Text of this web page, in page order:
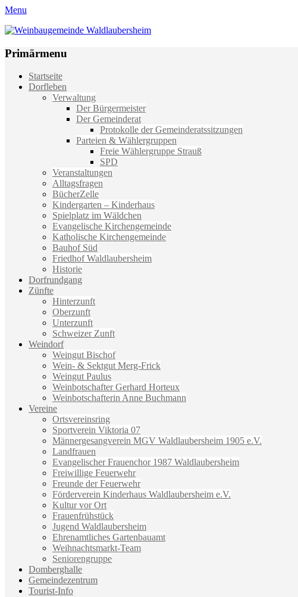
Menu
Weinbaugemeinde Waldlaubersheim
Primärmenu
Weiter
zum
Startseite
Dorfleben
Verwaltung
Der Bürgermeister
Der Gemeinderat
Protokolle der Gemeinderatssitzungen
Parteien & Wählergruppen
Freie Wählergruppe Strauß
SPD
Veranstaltungen
Alltagsfragen
BücherZelle
Kindergarten – Kinderhaus
Spielplatz im Wäldchen
Evangelische Kirchengemeinde
Katholische Kirchengemeinde
Bauhof Süd
Friedhof Waldlaubersheim
Historie
Dorfrundgang
Zünfte
Hinterzunft
Oberzunft
Unterzunft
Schweizer Zunft
Weindorf
Weingut Bischof
Wein- & Sektgut Merg-Frick
Weingut Paulus
Weinbotschafter Gerhard Horteux
Weinbotschafterin Anne Buchmann
Vereine
Ortsvereinsring
Sportverein Viktoria 07
Männergesangverein MGV Waldlaubersheim 1905 e.V.
Landfrauen
Evangelischer Frauenchor 1987 Waldlaubersheim
Freiwillige Feuerwehr
Freunde der Feuerwehr
Förderverein Kinderhaus Waldlaubersheim e.V.
Kultur vor Ort
Frauenfrühstück
Jugend Waldlaubersheim
Ehrenamtliches Gartenbauamt
Weihnachtsmarkt-Team
Seniorengruppe
Domberghalle
Gemeindezentrum
Tourist-Info